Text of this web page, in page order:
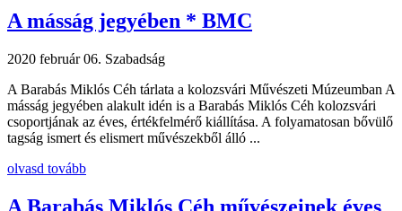
A másság jegyében * BMC
2020 február 06. Szabadság
A Barabás Miklós Céh tárlata a kolozsvári Művészeti Múzeumban A
másság jegyében alakult idén is a Barabás Miklós Céh kolozsvári
csoportjának az éves, értékfelmérő kiállítása. A folyamatosan bővülő
tagság ismert és elismert művészekből álló ...
olvasd tovább